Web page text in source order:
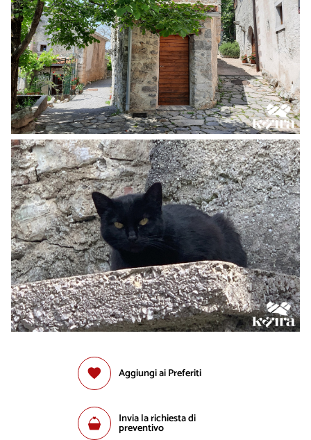
Aggiungi ai Preferiti
Invia la richiesta di
preventivo